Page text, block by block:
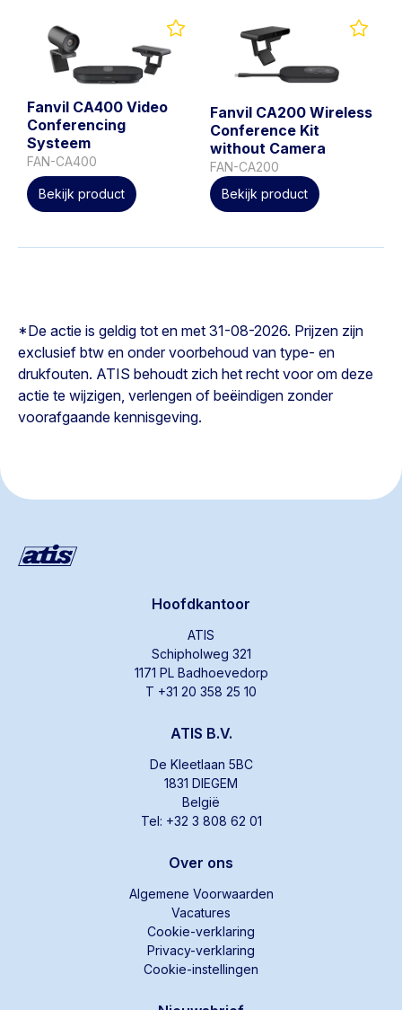
Fanvil CA400 Video
Conferencing
Systeem
FAN-CA400
Bekijk product
Fanvil CA200 Wireless
Conference Kit
without Camera
FAN-CA200
Bekijk product
*De actie is geldig tot en met 31-08-2026. Prijzen zijn
exclusief btw en onder voorbehoud van type- en
drukfouten. ATIS behoudt zich het recht voor om deze
actie te wijzigen, verlengen of beëindigen zonder
voorafgaande kennisgeving.
Hoofdkantoor
ATIS
Schipholweg 321
1171 PL Badhoevedorp
T +31 20 358 25 10
ATIS B.V.
De Kleetlaan 5BC
1831 DIEGEM
België
Tel: +32 3 808 62 01
Over ons
Algemene Voorwaarden
Vacatures
Cookie-verklaring
Privacy-verklaring
Cookie-instellingen